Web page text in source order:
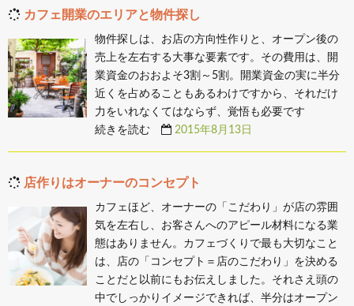
カフェ開業のエリアと物件探し
物件探しは、お店の方向性作りと、オープン後の
売上を左右する大事な要素です。その費用は、開
業資金のおおよそ3割～5割。開業資金の実に半分
近くを占めることもあるわけですから、それだけ
力をいれなくてはならず、覚悟も必要です
続きを読む
2015年8月13日
店作りはオーナーのコンセプト
カフェほど、オーナーの「こだわり」が店の雰囲
気を左右し、お客さんへのアピール材料になる業
態はありません。カフェづくりで最も大切なこと
は、店の「コンセプト＝店のこだわり」を決める
ことだと以前にもお伝えしました。それさえ頭の
中でしっかりイメージできれば、半分はオープン